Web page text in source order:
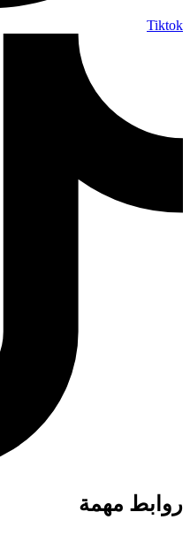
Tiktok
روابط مهمة